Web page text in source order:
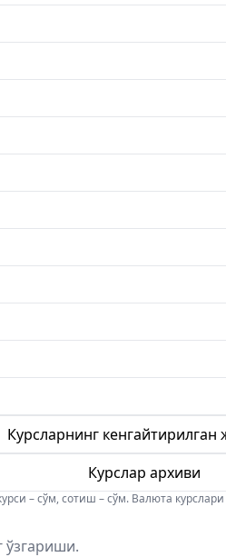
Курсларнинг кенгайтирилган
Курслар архиви
– сўм, сотиш – сўм. Валюта
ўзгариши.